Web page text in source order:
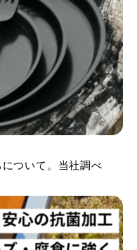
ついて。当社調べ